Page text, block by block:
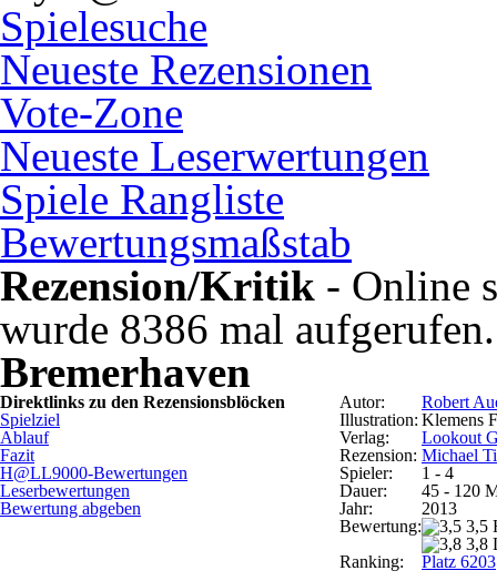
Spielesuche
Neueste Rezensionen
Vote-Zone
Neueste Leserwertungen
Spiele Rangliste
Bewertungsmaßstab
Rezension/Kritik - Online
wurde 8386 mal aufgerufen.
Bremerhaven
Direktlinks zu den Rezensionsblöcken
Spielziel
Ablauf
Fazit
H@LL9000-Bewertungen
Leserbewertungen
Bewertung abgeben
Autor:
Robert
Illustration: Klemens
Verlag:
Lookout
Rezension: Michael
Spieler:
1 - 4
Dauer:
45 - 120
Jahr:
2013
Bewertung:
3,5
3,8
Ranking:
Platz 6203